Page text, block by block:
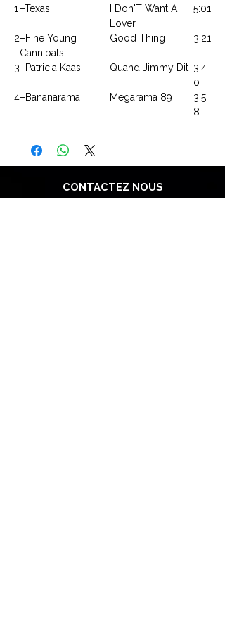
1 –Texas
I Don'T Want A
Lover
5:01
2–Fine Young
Cannibals
Good Thing 3:21
3–Patricia Kaas Quand Jimmy Dit 3:4
0
4–Bananarama Megarama 89
3:5
8
CONTACTEZ NOUS